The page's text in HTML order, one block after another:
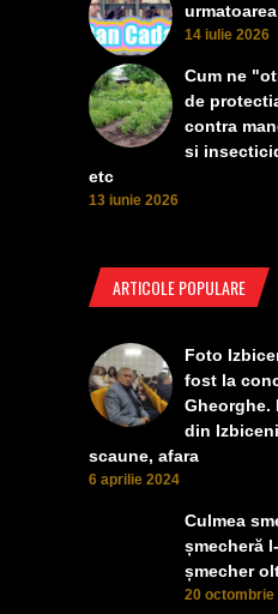
14 iulie 2026
Cum ne
de
contra
si
etc
13 iunie 2026
ARTICOLE POPULARE
Foto
fost la
Gheorghe.
din
scaune, afara
6 aprilie 2024
Culmea
șmecheră
șmecher
20 octombrie